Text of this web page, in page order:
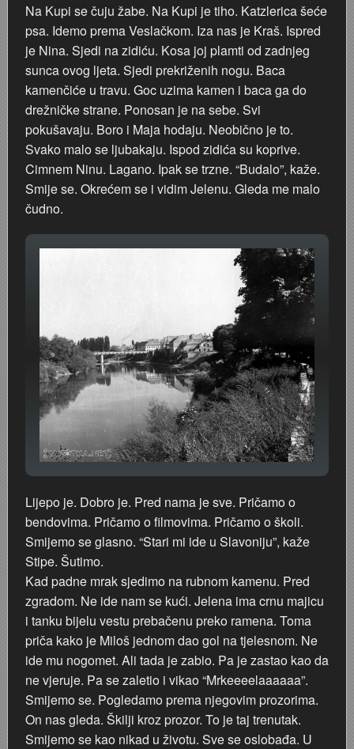
Na Kupi se čuju žabe. Na Kupi je tiho. Katzlerica šeće
psa. Idemo prema Veslačkom. Iza nas je Kraš. Ispred
je Nina. Sjedi na zidiću. Kosa joj plamti od zadnjeg
sunca ovog ljeta. Sjedi prekriženih nogu. Baca
kamenčiće u travu. Goc uzima kamen i baca ga do
drežničke strane. Ponosan je na sebe. Svi
pokušavaju. Boro i Maja hodaju. Neobično je to.
Svako malo se ljubakaju. Ispod zidića su koprive.
Cimnem Ninu. Lagano. Ipak se trzne. “Budalo”, kaže.
Smije se. Okrećem se i vidim Jelenu. Gleda me malo
čudno.
Lijepo je. Dobro je. Pred nama je sve. Pričamo o
bendovima. Pričamo o filmovima. Pričamo o školi.
Smijemo se glasno. “Stari mi ide u Slavoniju”, kaže
Stipe. Šutimo.
Kad padne mrak sjedimo na rubnom kamenu. Pred
zgradom. Ne ide nam se kući. Jelena ima crnu majicu
i tanku bijelu vestu prebačenu preko ramena. Toma
priča kako je Miloš jednom dao gol na tjelesnom. Ne
ide mu nogomet. Ali tada je zabio. Pa je zastao kao da
ne vjeruje. Pa se zaletio i vikao “Mrkeeeelaaaaaa”.
Smijemo se. Pogledamo prema njegovim prozorima.
On nas gleda. Škilji kroz prozor. To je taj trenutak.
Smijemo se kao nikad u životu. Sve se oslobađa. U